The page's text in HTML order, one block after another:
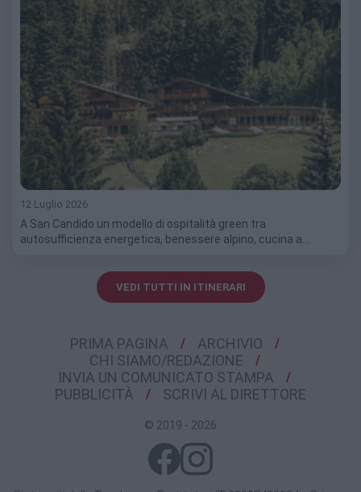
12 Luglio 2026
A San Candido un modello di ospitalità green tra
autosufficienza energetica, benessere alpino, cucina a…
VEDI TUTTI IN ITINERARI
PRIMA PAGINA
ARCHIVIO
CHI SIAMO/REDAZIONE
INVIA UN COMUNICATO STAMPA
PUBBLICITÀ
SCRIVI AL DIRETTORE
© 2019 - 2026